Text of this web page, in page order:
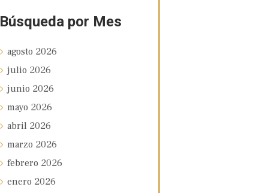
Búsqueda por Mes
agosto 2026
julio 2026
junio 2026
mayo 2026
abril 2026
marzo 2026
febrero 2026
enero 2026